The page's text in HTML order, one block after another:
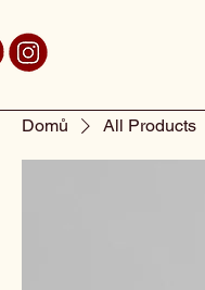
Domů All Products